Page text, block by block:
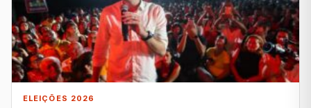
ELEIÇÕES 2026